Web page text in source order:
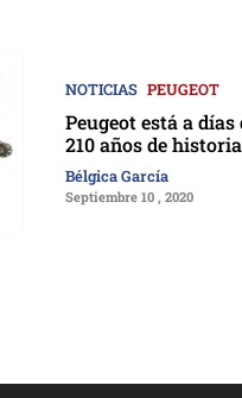
NOTICIAS PEUGEOT
Peugeot está a
210 años de historia
Bélgica García
Septiembre 10 , 2020